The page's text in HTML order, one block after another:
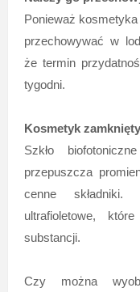
Ponieważ
przechowywać w
że termin
tygodni.
Kosmetyk
Szkło
przepuszcza
cenne
ultrafioletowe,
substancji.
Czy można